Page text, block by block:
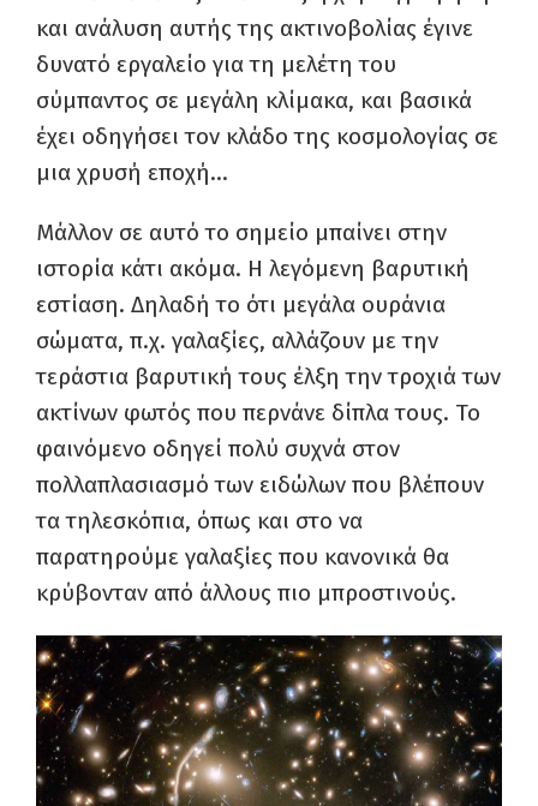
και ανάλυση αυτής της ακτινοβολίας έγινε
δυνατό εργαλείο για τη μελέτη του
σύμπαντος σε μεγάλη κλίμακα, και βασικά
έχει οδηγήσει τον κλάδο της κοσμολογίας σε
μια χρυσή εποχή…
Μάλλον σε αυτό το σημείο μπαίνει στην
ιστορία κάτι ακόμα. Η λεγόμενη βαρυτική
εστίαση. Δηλαδή το ότι μεγάλα ουράνια
σώματα, π.χ. γαλαξίες, αλλάζουν με την
τεράστια βαρυτική τους έλξη την τροχιά των
ακτίνων φωτός που περνάνε δίπλα τους. Το
φαινόμενο οδηγεί πολύ συχνά στον
πολλαπλασιασμό των ειδώλων που βλέπουν
τα τηλεσκόπια, όπως και στο να
παρατηρούμε γαλαξίες που κανονικά θα
κρύβονταν από άλλους πιο μπροστινούς.